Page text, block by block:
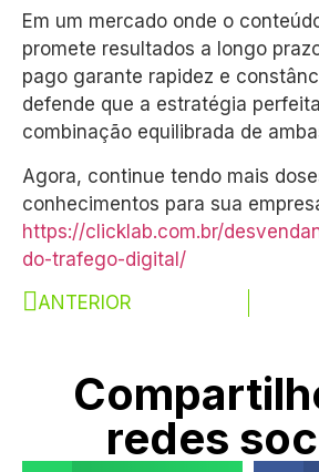
Em um mercado onde o
promete resultados a longo
pago garante rapidez e
defende que a estratégia
combinação equilibrada de
Agora, continue tendo mais
conhecimentos para sua
https://clicklab.com.br/
do-trafego-digital/
ANTERIOR
redes